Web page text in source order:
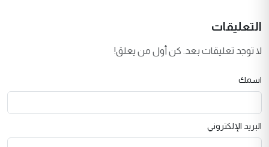
التعليقات
لا توجد تعليقات بعد. كن أول من يعلق!
اسمك
البريد الإلكتروني